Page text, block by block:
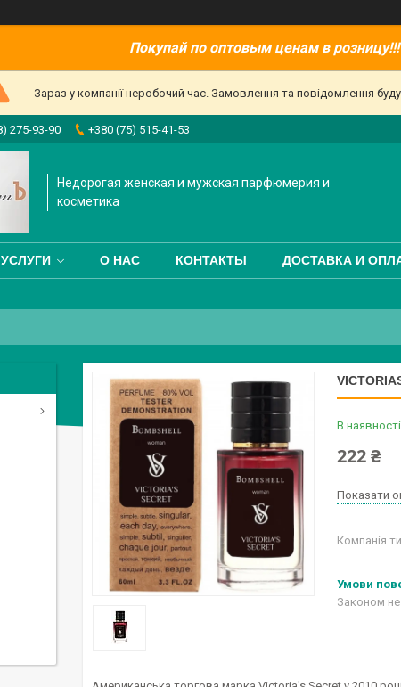
Покупай по оптовым ценам в розницу!!!
Зараз у компанії неробочий час. Замовлення та повідомлення
275-93-90 +380 (75) 515-41-53
Недорогая женская и мужская парфюмерия и
косметика
О НАС КОНТАКТЫ ДОСТАВКА И
В наявності
222 ₴
Показати
Компанія
Законом не